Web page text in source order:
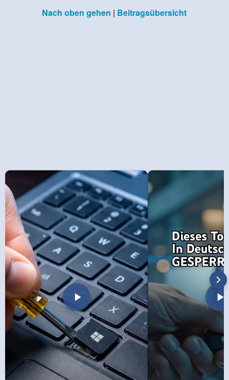
Nach oben gehen | Beitragsübersicht